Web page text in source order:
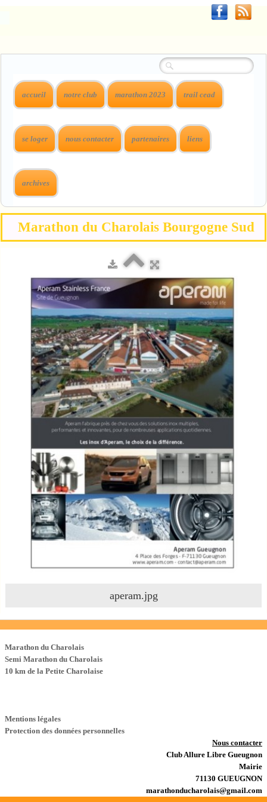
accueil notre club marathon 2023 trail cead
se loger nous contacter partenaires liens
archives
Marathon du Charolais Bourgogne Sud
aperam.jpg
Marathon du Charolais
Semi Marathon du Charolais
10 km de la Petite Charolaise
Mentions légales
Protection des données personnelles
Nous contacter
Club Allure Libre Gueugnon
Mairie
71130 GUEUGNON
marathonducharolais@gmail.com